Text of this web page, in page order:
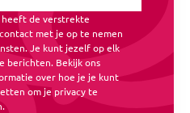
de verstrekte
met je op te nemen
Je kunt jezelf op elk
berichten. Bekijk ons
over hoe je je kunt
om je privacy te